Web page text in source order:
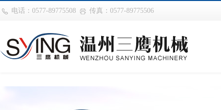
华体会平台
电话：0577-89775508 传真：0577-89775506